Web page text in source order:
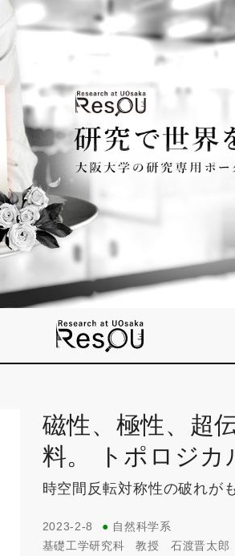
磁性、極性、超
料。 トポロジカ
時空間反転対称性の破れが
2023-2-8 ● 自然科学系
基礎工学研究科
教授 石渡晋太郎